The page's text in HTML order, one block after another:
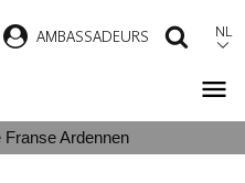
AMBASSADEURS NL